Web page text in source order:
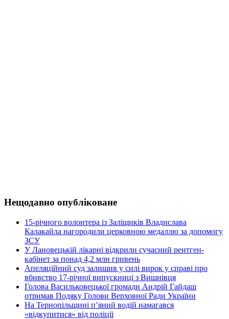
Нещодавно опубліковане
15-річного волонтера із Заліщиків Владислава
Калакайла нагородили церковною медаллю за допомогу
ЗСУ
У Лановецькій лікарні відкрили сучасний рентген-
кабінет за понад 4,2 млн гривень
Апеляційний суд залишив у силі вирок у справі про
вбивство 17-річної випускниці з Вишнівця
Голова Васильковецької громади Андрій Гайдаш
отримав Подяку Голови Верховної Ради України
На Тернопільщині п’яний водій намагався
«відкупитися» від поліції